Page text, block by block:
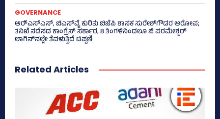
GOVERNANCE
ಆರ್‍‌ಎಸ್‌ಎಸ್‌, ಬಿಎಸ್‌ವೈ ಕುರಿತು ಬಿಜೆಪಿ ಶಾಸಕ ಸುರೇಶ್‌ಗೌಡರ ಆರೋಪ;
ತನಿಖೆ ನಡೆಸದ ಕಾಂಗ್ರೆಸ್‌ ಸರ್ಕಾರ, 8 ತಿಂಗಳಿನಿಂದಲೂ ಜಿ ಪರಮೇಶ್ವರ್
ಲಾಗಿನ್‌ನಲ್ಲೇ ತೆವಳುತ್ತಿದೆ ಟಿಪ್ಪಣಿ
Related Articles